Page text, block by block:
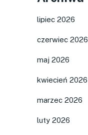
lipiec 2026
czerwiec 2026
maj 2026
kwiecień 2026
marzec 2026
luty 2026